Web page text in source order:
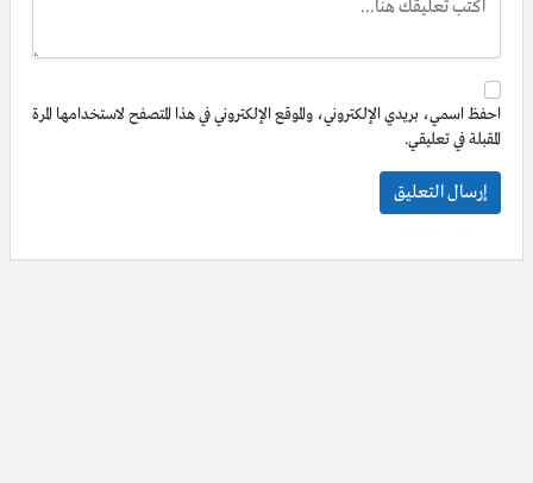
احفظ اسمي، بريدي الإلكتروني، والموقع الإلكتروني في هذا المتصفح لاستخدامها المرة
المقبلة في تعليقي.